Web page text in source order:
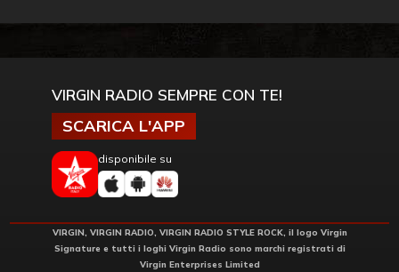
VIRGIN RADIO SEMPRE CON TE!
SCARICA L'APP
disponibile su
VIRGIN, VIRGIN RADIO, VIRGIN RADIO STYLE ROCK, il logo Virgin
Signature e tutti i loghi Virgin Radio sono marchi registrati di
Virgin Enterprises Limited